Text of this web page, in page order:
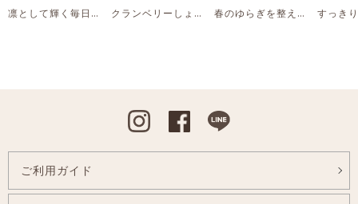
凛として輝く毎日に苺とローズ茶 ギフト クランベリーしょうが茶 ぽかぽかしたい時に 春のゆらぎを整え心地よく オレンジローズ茶【Ｋ】
Instagram
ご利用ガイド